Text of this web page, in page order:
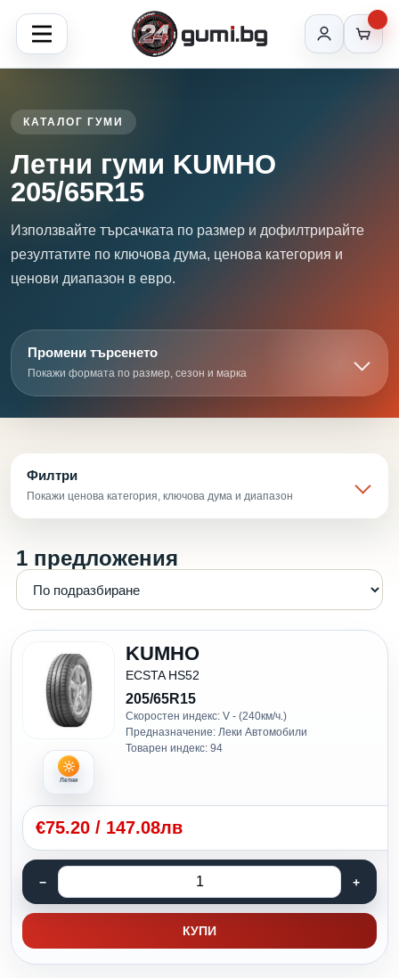
КАТАЛОГ ГУМИ
Летни гуми KUMHO
205/65R15
Използвайте търсачката по размер и дофилтрирайте
резултатите по ключова дума, ценова категория и
ценови диапазон в евро.
Промени търсенето
Покажи формата по размер, сезон и марка
Филтри
Покажи ценова категория, ключова дума и диапазон
1 предложения
Летни
KUMHO
ECSTA HS52
205/65R15
Скоростен индекс: V - (240км/ч.)
Предназначение: Леки Автомобили
Товарен индекс: 94
€75.20 / 147.08лв
КУПИ